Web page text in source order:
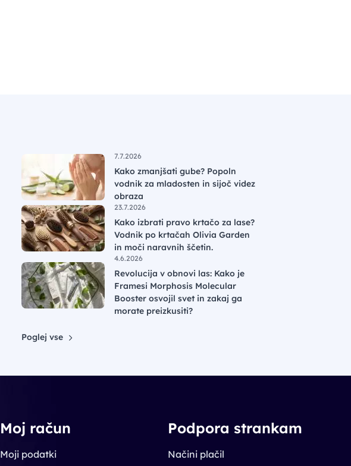
7.7.2026
Kako zmanjšati gube? Popoln
vodnik za mladosten in sijoč videz
obraza
23.7.2026
Kako izbrati pravo krtačo za lase?
Vodnik po krtačah Olivia Garden
in moči naravnih ščetin.
4.6.2026
Revolucija v obnovi las: Kako je
Framesi Morphosis Molecular
Booster osvojil svet in zakaj ga
morate preizkusiti?
Poglej vse
Moj račun
Moji podatki
Podpora strankam
Načini plačil